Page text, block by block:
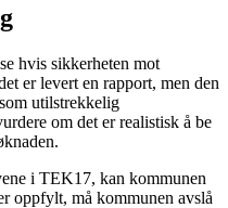
hvis sikkerheten mot
er levert en rapport, men den
utilstrekkelig
om det er realistisk å be
i TEK17, kan kommunen
oppfylt, må kommunen avslå